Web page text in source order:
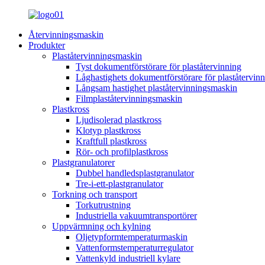
Återvinningsmaskin
Produkter
Plaståtervinningsmaskin
Tyst dokumentförstörare för plaståtervinning
Låghastighets dokumentförstörare för
Långsam hastighet plaståtervinningsmaskin
Filmplaståtervinningsmaskin
Plastkross
Ljudisolerad plastkross
Klotyp plastkross
Kraftfull plastkross
Rör- och profilplastkross
Plastgranulatorer
Dubbel handledsplastgranulator
Tre-i-ett-plastgranulator
Torkning och transport
Torkutrustning
Industriella vakuumtransportörer
Uppvärmning och kylning
Oljetypformtemperaturmaskin
Vattenformstemperaturregulator
Vattenkyld industriell kylare